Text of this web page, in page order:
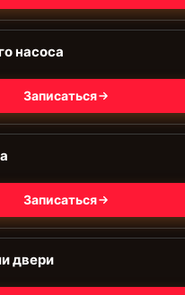
насоса
Записаться
Записаться
двери